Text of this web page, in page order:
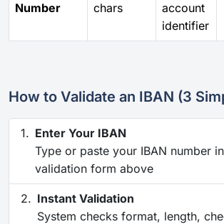
Number
chars
account
identifier
How to Validate an IBAN (3
Enter Your IBAN
Type or paste your IBAN number
validation form above
Instant Validation
System checks format, length,